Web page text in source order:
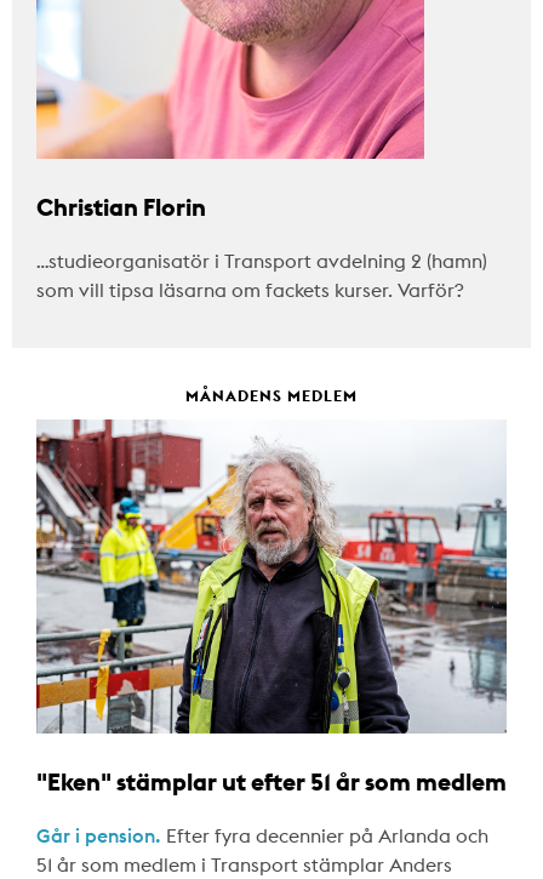
Christian Florin
…studieorganisatör i Transport avdelning 2 (hamn)
som vill tipsa läsarna om fackets kurser. Varför?
MÅNADENS MEDLEM
"Eken" stämplar ut efter 51 år som medlem
Går i pension. Efter fyra decennier på Arlanda och
51 år som medlem i Transport stämplar Anders